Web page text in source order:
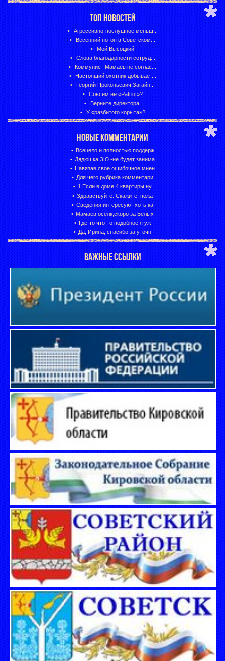
ТОП НОВОСТЕЙ
Агрессивно-послушное меньш...
Весенний потоп в Советском...
Мой Высоцкий
Слова благодарности сотруд...
Коммунист Мамаев не соглас...
Настоящий охотник добывает...
Георгий Прокопьевич Загайн...
Совсем не «Patriot»?
Верните директора!
У «разбитого корыта»?
НОВЫЕ КОММЕНТАРИИ
Всецело и полностью поддерж
Дядюшка ЗЮ -не будет занима
Навязав свое ошибочное мнен
Для чего рубрика комментари
1.Если в доме 4 квартиры,ну
Здравствуйте. Скажите, пожа
Сведения интересуют хоть ка
Мамаев осёлк,скоро за Белых
Где-то что-то подобное я уж
Да, Ирина, спасибо за уточн
ВАЖНЫЕ ССЫЛКИ